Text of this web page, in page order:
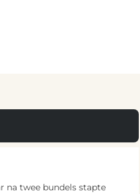
na twee bundels stapte